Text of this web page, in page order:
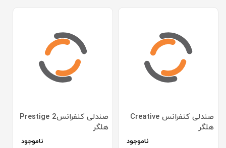
صندلی کنفرانس Creative
هلگر
ناموجود
صندلی کنفرانس2 Prestige
هلگر
ناموجود